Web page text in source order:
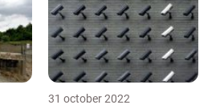
31 october 2022